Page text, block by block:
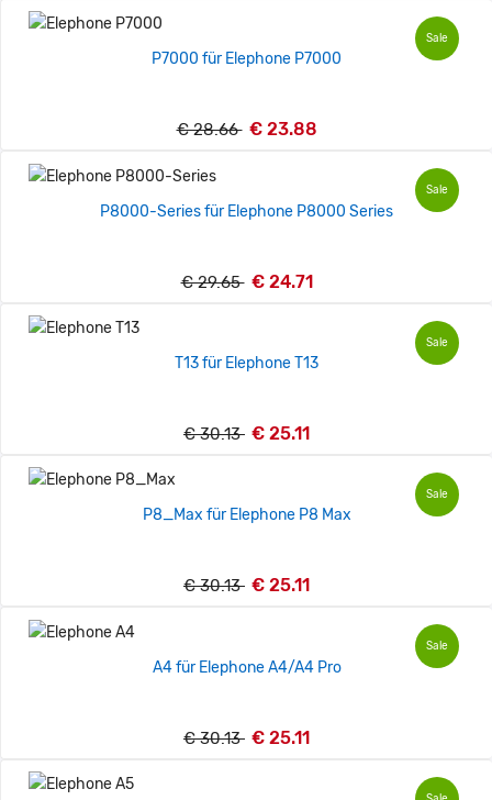
Sale
P7000 für Elephone P7000
€ 28.66 € 23.88
Sale
P8000-Series für Elephone P8000 Series
€ 29.65 € 24.71
Sale
T13 für Elephone T13
€ 30.13 € 25.11
Sale
P8_Max für Elephone P8 Max
€ 30.13 € 25.11
Sale
A4 für Elephone A4/A4 Pro
€ 30.13 € 25.11